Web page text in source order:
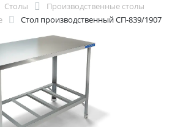
Столы
Производственные столы
Стол производственный СП-839/1907